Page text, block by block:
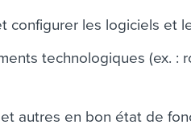
configurer les logiciels et
technologiques (ex. :
autres en bon état de